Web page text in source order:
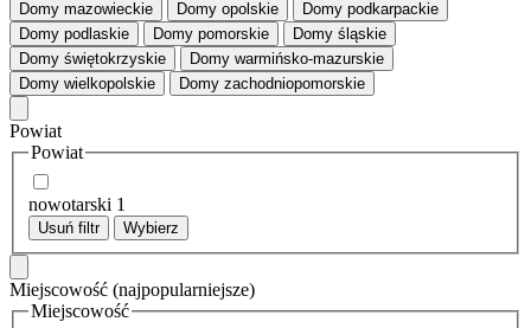
Domy mazowieckie
Domy opolskie
Domy podkarpackie
Domy podlaskie
Domy pomorskie
Domy śląskie
Domy świętokrzyskie
Domy warmińsko-mazurskie
Domy wielkopolskie
Domy zachodniopomorskie
Powiat
Powiat
nowotarski 1
Usuń filtr Wybierz
Miejscowość (najpopularniejsze)
Miejscowość